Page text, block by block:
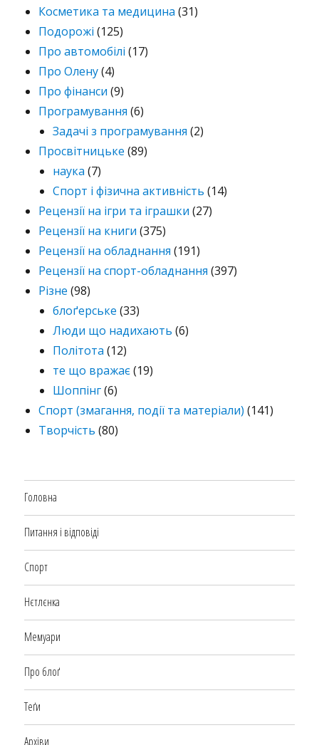
Косметика та медицина (31)
Подорожі (125)
Про автомобілі (17)
Про Олену(4)
Про фінанси (9)
Програмування (6)
Задачі з програмування (2)
Просвітницьке (89)
наука (7)
Спорт і фізична активність (14)
Рецензії на ігри та іграшки (27)
Рецензії на книги (375)
Рецензії на обладнання (191)
Рецензії на спорт-обладнання (397)
Різне (98)
блоґерське (33)
Люди що надихають (6)
Політота (12)
те що вражає(19)
Шоппінг(6)
Спорт (змагання, події та матеріали) (141)
Творчість (80)
Головна
Питання і відповіді
Спорт
Нєтлєнка
Мемуари
Про блоґ
Теґи
Архіви